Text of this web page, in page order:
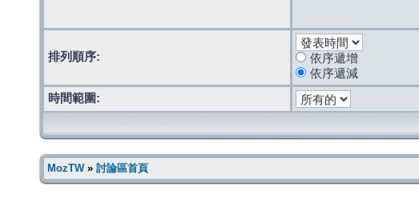
排列順序:
依序遞增
依序遞減
時間範圍:
MozTW» 討論區首頁